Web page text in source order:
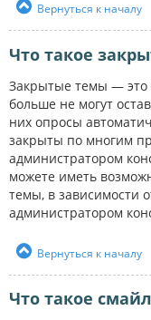
Вернуться к началу
Что такое
Закрытые темы — это
больше не могут
них опросы
закрыты по многим
администратором
можете иметь
темы, в зависимости
администратором
Вернуться к началу
Что такое